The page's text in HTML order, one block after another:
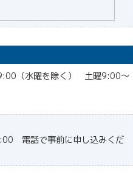
（水曜を除く） 土曜9:00〜
電話で事前に申し込みくだ